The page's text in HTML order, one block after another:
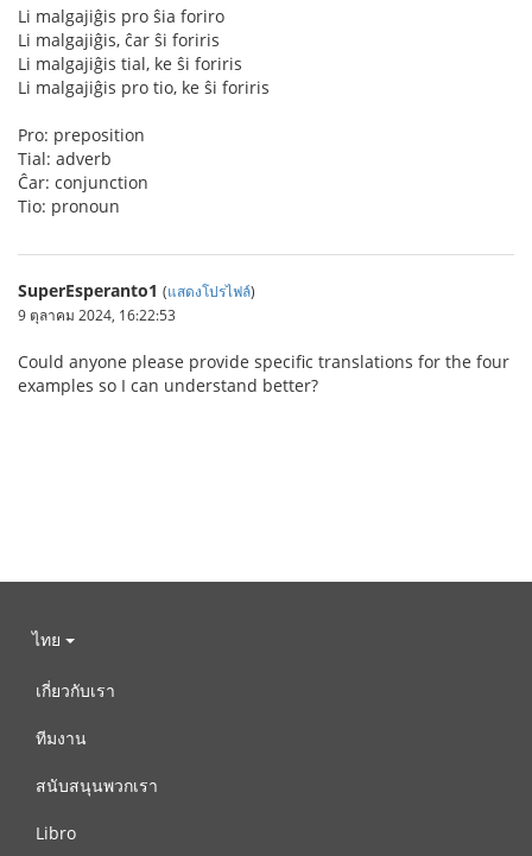
Li malgajiĝis pro ŝia foriro
Li malgajiĝis, ĉar ŝi foriris
Li malgajiĝis tial, ke ŝi foriris
Li malgajiĝis pro tio, ke ŝi foriris
Pro: preposition
Tial: adverb
Ĉar: conjunction
Tio: pronoun
SuperEsperanto1 (แสดงโปรไฟล์)
9 ตุลาคม 2024, 16:22:53
Could anyone please provide specific translations for the four
examples so I can understand better?
ไทย
เกี่ยวกับเรา
ทีมงาน
สนับสนุนพวกเรา
Libro